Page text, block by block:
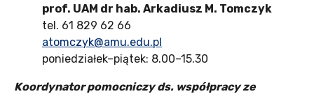
prof. UAM dr hab. Arkadiusz M. Tomczyk
tel. 61 829 62 66
atomczyk@amu.edu.pl
poniedziałek–piątek: 8.00–15.30
Koordynator pomocniczy ds. współpracy ze